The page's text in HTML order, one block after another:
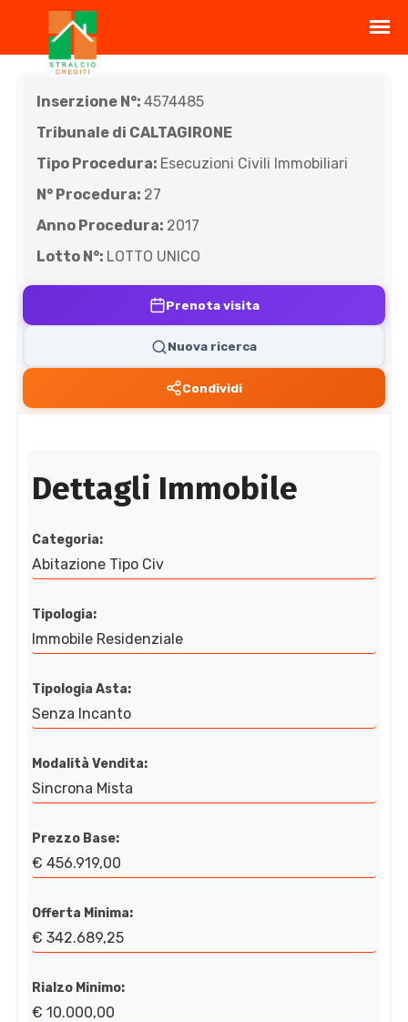
Inserzione N°: 4574485
Tribunale di CALTAGIRONE
Tipo Procedura: Esecuzioni Civili Immobiliari
N° Procedura: 27
Anno Procedura: 2017
Lotto N°: LOTTO UNICO
Prenota visita
Nuova ricerca
Condividi
Dettagli Immobile
Categoria:
Abitazione Tipo Civ
Tipologia:
Immobile Residenziale
Tipologia Asta:
Senza Incanto
Modalità Vendita:
Sincrona Mista
Prezzo Base:
€ 456.919,00
Offerta Minima:
€ 342.689,25
Rialzo Minimo:
€ 10.000,00